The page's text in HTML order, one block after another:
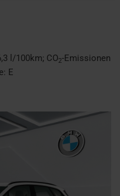
l/100km; CO2-Emissionen
E